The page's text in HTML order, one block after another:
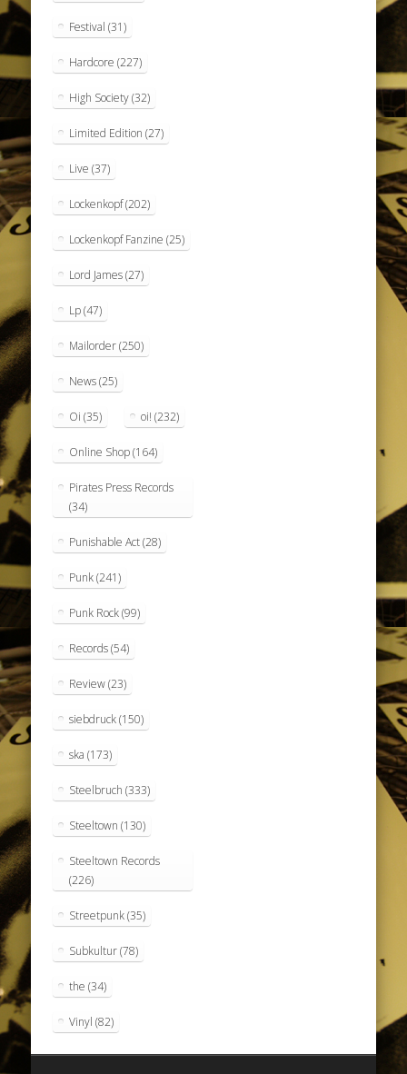
Festival (31)
Hardcore (227)
High Society(32)
Limited Edition (27)
Live (37)
Lockenkopf(202)
Lockenkopf Fanzine (25)
Lord James(27)
Lp(47)
Mailorder(250)
News(25)
Oi (35) oi! (232)
Online Shop(164)
Pirates Press Records
(34)
Punishable Act(28)
Punk(241)
Punk Rock(99)
Records(54)
Review(23)
siebdruck(150)
ska (173)
Steelbruch (333)
Steeltown (130)
Steeltown Records
(226)
Streetpunk(35)
Subkultur(78)
the (34)
Vinyl (82)